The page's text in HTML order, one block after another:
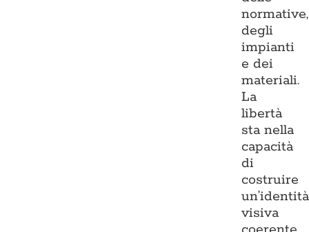
normative,
degli
impianti
e dei
materiali.
La
libertà
sta nella
capacità
di
costruire
un’identità
visiva